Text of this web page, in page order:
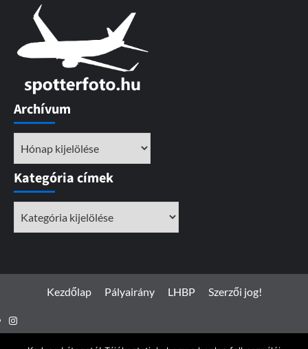
Archívum
Kategória címek
Kezdőlap Pályairány LHBP Szerzői jog!
Instagram